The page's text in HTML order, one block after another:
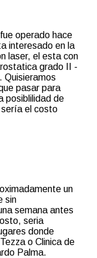
operado hace
interesado en la
laser, el esta con
grado II -
Quisieramos
pasar para
posiblilidad de
el costo
un
sin
semana antes
seria
donde
o Clinica de
Palma.